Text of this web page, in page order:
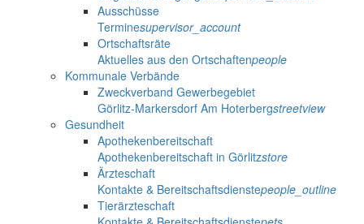
Ausschüsse
Terminesupervisor_account
Ortschaftsräte
Aktuelles aus den Ortschaftenpeople
Kommunale Verbände
Zweckverband Gewerbegebiet
Görlitz-Markersdorf Am Hoterbergstreetview
Gesundheit
Apothekenbereitschaft
Apothekenbereitschaft in Görlitzstore
Ärzteschaft
Kontakte & Bereitschaftsdienstepeople_outline
Tierärzteschaft